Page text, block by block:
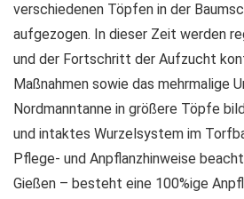
verschiedenen Töpfen in der
aufgezogen. In dieser Zeit werden
und der Fortschritt der Aufzucht
Maßnahmen sowie das mehrmalige
Nordmanntanne in größere Töpfe
und intaktes Wurzelsystem im
Pflege- und Anpflanzhinweise
Gießen – besteht eine 100%ige